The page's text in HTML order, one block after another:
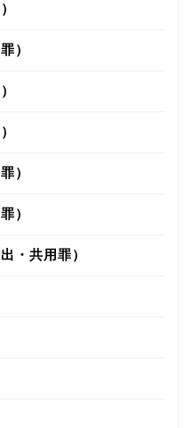
）
）
）
・共用罪）